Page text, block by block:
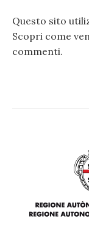
Questo sito
Scopri come
commenti.